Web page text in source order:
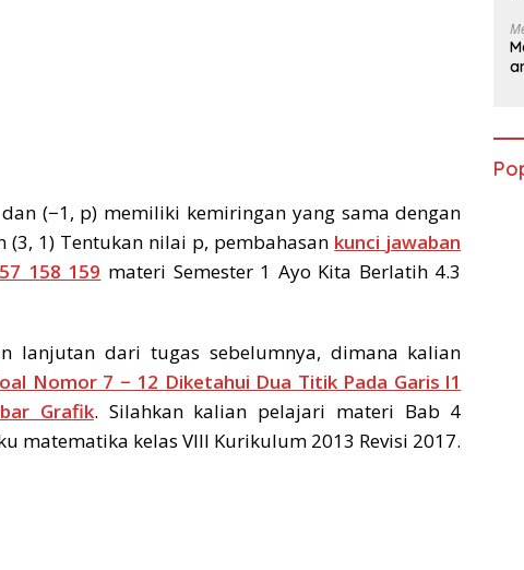
(−1, p) memiliki kemiringan yang sama dengan
1) Tentukan nilai p, pembahasan kunci jawaban
158 159 materi Semester 1 Ayo Kita Berlatih 4.3
lanjutan dari tugas sebelumnya, dimana kalian
Nomor 7 − 12 Diketahui Dua Titik Pada Garis l1
Grafik. Silahkan kalian pelajari materi Bab 4
matematika kelas VIII Kurikulum 2013 Revisi 2017.